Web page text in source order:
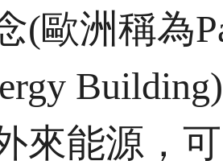
(歐洲稱為
來能源，